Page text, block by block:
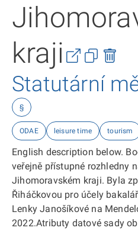
kraji
Statutární
§
ODAE leisure time tourism
English description below.
veřejně přístupné rozhledny
Jihomoravském kraji. Byla
Řiháčkovou pro účely
Lenky Janošíkové na
2022.Atributy datové sady